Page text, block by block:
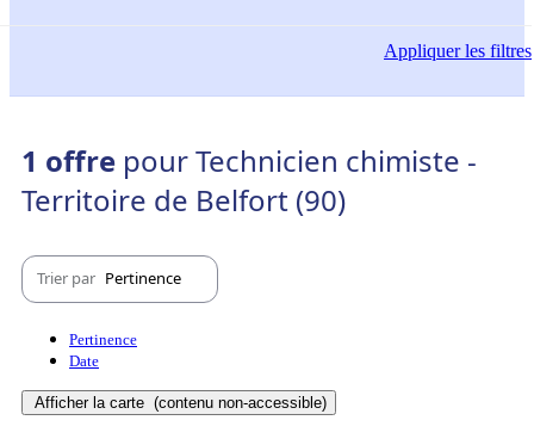
Appliquerles filtres
1 offre pour Technicien chimiste -
Territoire de Belfort (90)
Trier par Pertinence
Pertinence
Date
Afficher la carte (contenu non-accessible)